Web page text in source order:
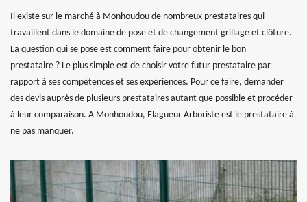
Il existe sur le marché à Monhoudou de nombreux prestataires qui
travaillent dans le domaine de pose et de changement grillage et clôture.
La question qui se pose est comment faire pour obtenir le bon
prestataire ? Le plus simple est de choisir votre futur prestataire par
rapport à ses compétences et ses expériences. Pour ce faire, demander
des devis auprès de plusieurs prestataires autant que possible et procéder
à leur comparaison. A Monhoudou, Elagueur Arboriste est le prestataire à
ne pas manquer.